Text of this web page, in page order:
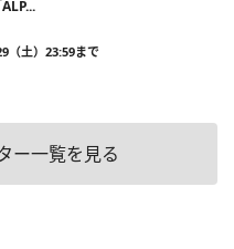
（土）23:59まで
ー一覧を見る